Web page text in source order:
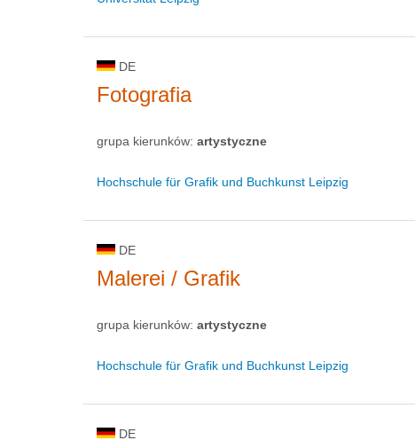
DE
Fotografia
grupa kierunków: artystyczne
Hochschule für Grafik und Buchkunst Leipzig
DE
Malerei / Grafik
grupa kierunków: artystyczne
Hochschule für Grafik und Buchkunst Leipzig
DE